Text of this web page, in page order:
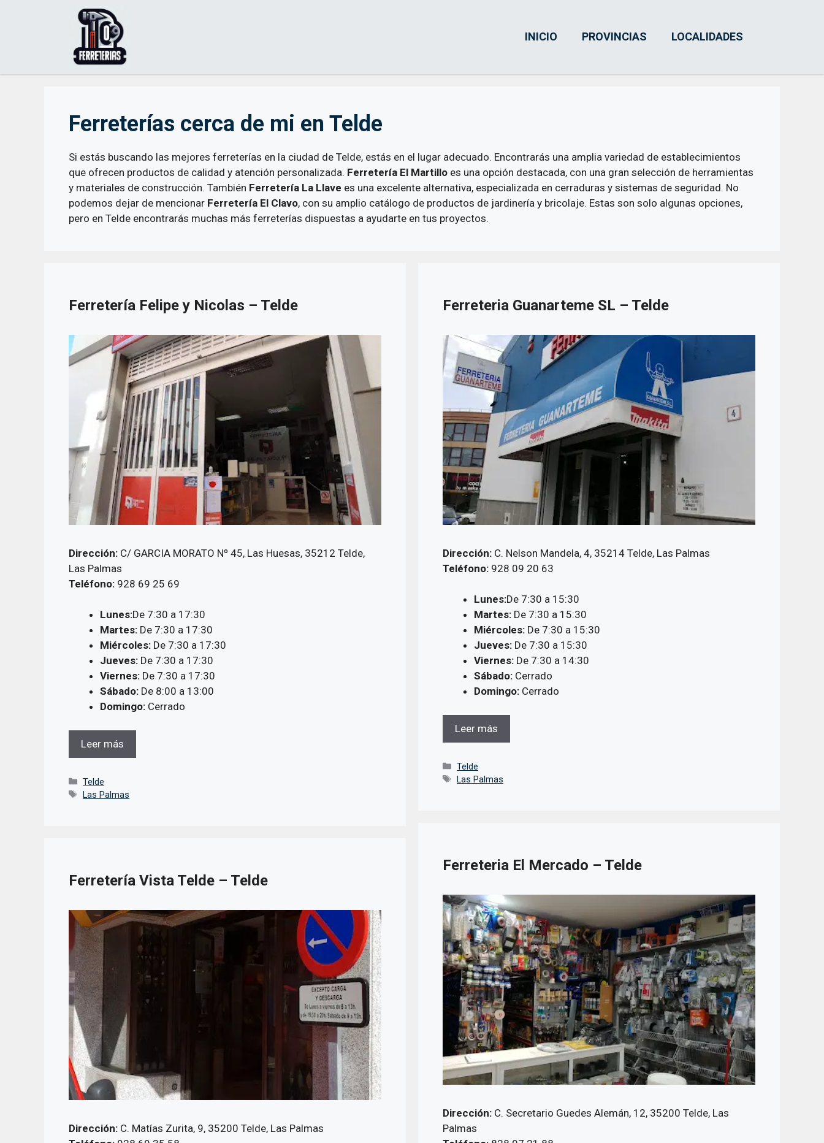
INICIO PROVINCIAS LOCALIDADES
Ferreterías cerca de mi en Telde
Si estás buscando las mejores ferreterías en la ciudad de Telde, estás en el lugar adecuado. Encontrarás una amplia variedad de establecimientos
que ofrecen productos de calidad y atención personalizada. Ferretería El Martillo es una opción destacada, con una gran selección de herramientas
y materiales de construcción. También Ferretería La Llave es una excelente alternativa, especializada en cerraduras y sistemas de seguridad. No
podemos dejar de mencionar Ferretería El Clavo, con su amplio catálogo de productos de jardinería y bricolaje. Estas son solo algunas opciones,
pero en Telde encontrarás muchas más ferreterías dispuestas a ayudarte en tus proyectos.
Ferretería Felipe y Nicolas – Telde
Dirección: C/ GARCIA MORATO Nº 45, Las Huesas, 35212 Telde,
Las Palmas
Teléfono: 928 69 25 69
Lunes:De 7:30 a 17:30
Martes: De 7:30 a 17:30
Miércoles: De 7:30 a 17:30
Jueves: De 7:30 a 17:30
Viernes: De 7:30 a 17:30
Sábado: De 8:00 a 13:00
Domingo: Cerrado
Leer más
Categorías
Telde
Etiquetas
Las Palmas
Ferreteria Guanarteme SL – Telde
Dirección: C. Nelson Mandela, 4, 35214 Telde, Las Palmas
Teléfono: 928 09 20 63
Lunes:De 7:30 a 15:30
Martes: De 7:30 a 15:30
Miércoles: De 7:30 a 15:30
Jueves: De 7:30 a 15:30
Viernes: De 7:30 a 14:30
Sábado: Cerrado
Domingo: Cerrado
Leer más
Categorías
Telde
Etiquetas
Las Palmas
Ferreteria El Mercado – Telde
Dirección: C. Secretario Guedes Alemán, 12, 35200 Telde, Las
Palmas
Ferretería Vista Telde – Telde
Dirección: C. Matías Zurita, 9, 35200 Telde, Las Palmas